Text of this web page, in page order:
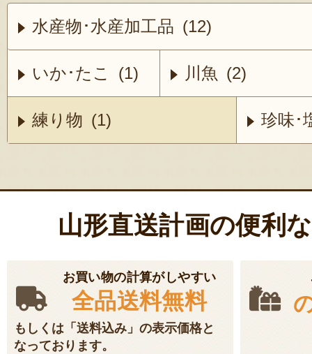
水産物･水産加工品 (12)
いか･たこ (1) 川魚 (2)
練り物 (1) 珍味･
山形直送計画の便利
お買い物の計算がしやすい
全品送料無料
もしくは「送料込み」の表示価格と
なっております。